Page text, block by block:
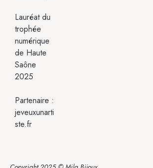
Lauréat du
trophée
numérique
de Haute
Saône
2025
Partenaire :
jeveuxunarti
ste.fr